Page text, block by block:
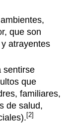
que son
atrayentes
sentirse
que
familiares,
de salud,
[2]